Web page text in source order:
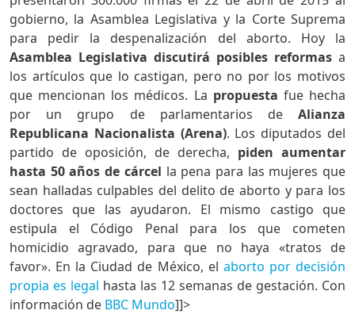
gobierno, la Asamblea Legislativa y la Corte Suprema
para pedir la despenalización del aborto. Hoy la
Asamblea Legislativa discutirá posibles reformas a
los artículos que lo castigan, pero no por los motivos
que mencionan los médicos. La propuesta fue hecha
por un grupo de parlamentarios de Alianza
Republicana Nacionalista (Arena). Los diputados del
partido de oposición, de derecha, piden aumentar
hasta 50 años de cárcel la pena para las mujeres que
sean halladas culpables del delito de aborto y para los
doctores que las ayudaron. El mismo castigo que
estipula el Código Penal para los que cometen
homicidio agravado, para que no haya «tratos de
favor». En la Ciudad de México, el aborto por decisión
propia es legal hasta las 12 semanas de gestación. Con
información de BBC Mundo]]>